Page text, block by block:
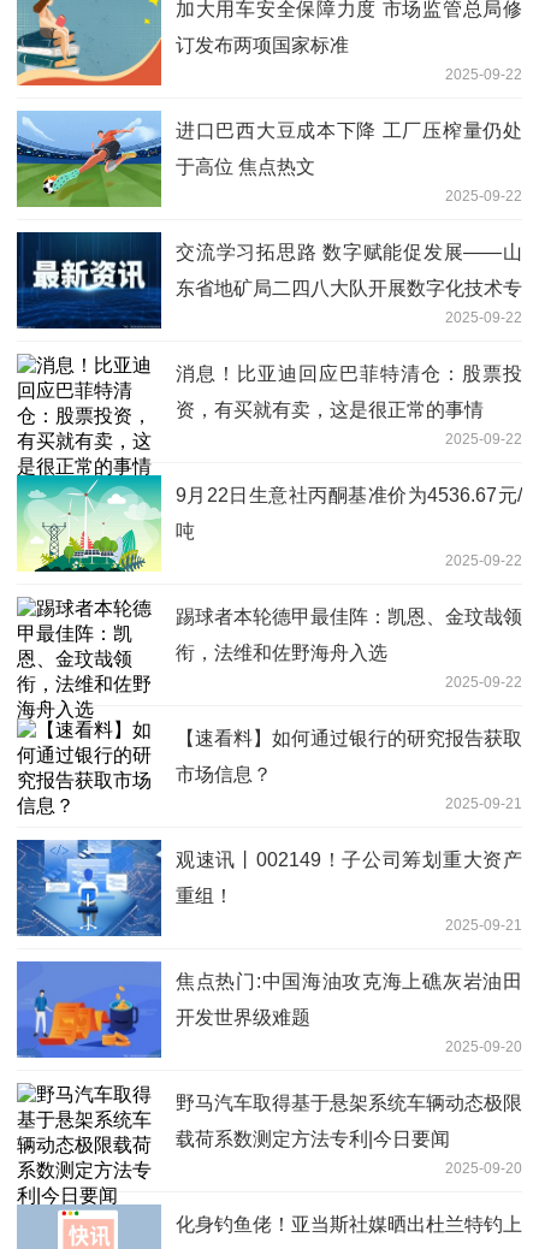
加大用车安全保障力度 市场监管总局修
订发布两项国家标准
2025-09-22
进口巴西大豆成本下降 工厂压榨量仍处
于高位 焦点热文
2025-09-22
交流学习拓思路 数字赋能促发展——山
东省地矿局二四八大队开展数字化技术专
2025-09-22
消息！比亚迪回应巴菲特清仓：股票投
资，有买就有卖，这是很正常的事情
2025-09-22
9月22日生意社丙酮基准价为4536.67元/
吨
2025-09-22
踢球者本轮德甲最佳阵：凯恩、金玟哉领
衔，法维和佐野海舟入选
2025-09-22
【速看料】如何通过银行的研究报告获取
市场信息？
2025-09-21
观速讯丨002149！子公司筹划重大资产
重组！
2025-09-21
焦点热门:中国海油攻克海上礁灰岩油田
开发世界级难题
2025-09-20
野马汽车取得基于悬架系统车辆动态极限
载荷系数测定方法专利|今日要闻
2025-09-20
化身钓鱼佬！亚当斯社媒晒出杜兰特钓上